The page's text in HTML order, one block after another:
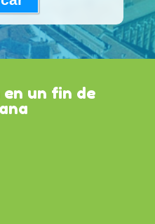
en un fin de